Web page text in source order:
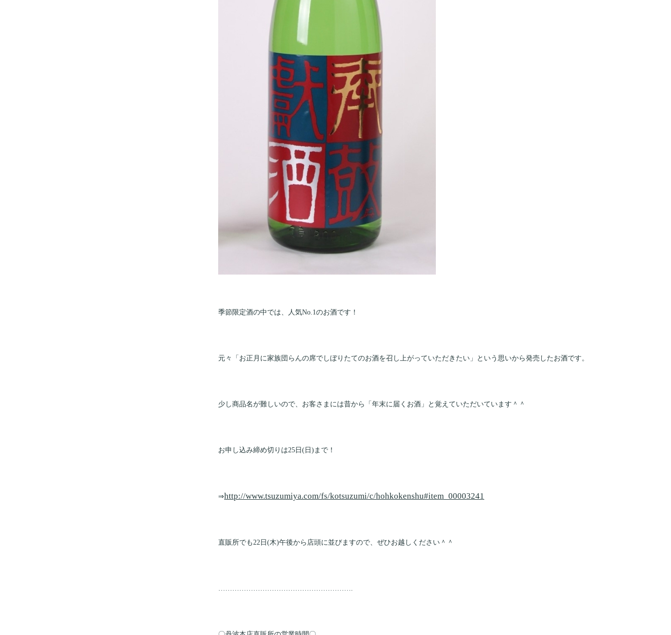
季節限定酒の中では、人気No.1のお酒です！
元々「お正月に家族団らんの席でしぼりたてのお酒を召し上がっていただきたい」という思いから発売したお酒です。
少し商品名が難しいので、お客さまには昔から「年末に届くお酒」と覚えていただいています＾＾
お申し込み締め切りは25日(日)まで！
⇒http://www.tsuzumiya.com/fs/kotsuzumi/c/hohkokenshu#item_00003241
直販所でも22日(木)午後から店頭に並びますので、ぜひお越しください＾＾
………………………………………………….